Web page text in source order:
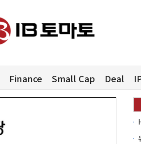
Finance Small Cap Deal